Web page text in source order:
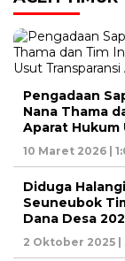
Pengadaan
Nana Thama
Aparat Hukum
10 Maret 2026 |
Diduga
Seuneubok
Dana Desa
2 Oktober 2025 |